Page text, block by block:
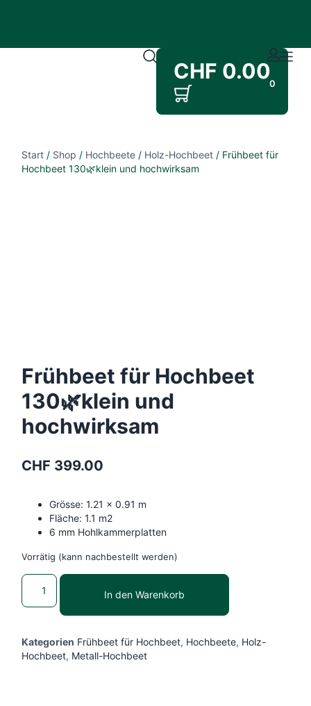
CHF 0.000
Start / Shop / Hochbeete / Holz-Hochbeet / Frühbeet für
Hochbeet 130🌿klein und hochwirksam
Frühbeet für Hochbeet
130🌿klein und
hochwirksam
CHF 399.00
Grösse: 1.21 x 0.91 m
Fläche: 1.1 m2
6 mm Hohlkammerplatten
Vorrätig (kann nachbestellt werden)
In den Warenkorb
Kategorien Frühbeet für Hochbeet, Hochbeete, Holz-
Hochbeet, Metall-Hochbeet